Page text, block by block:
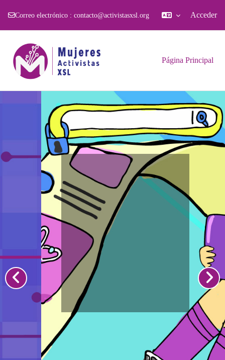
Correo electrónico : contacto@activistasxsl.org Acceder
Página Principal